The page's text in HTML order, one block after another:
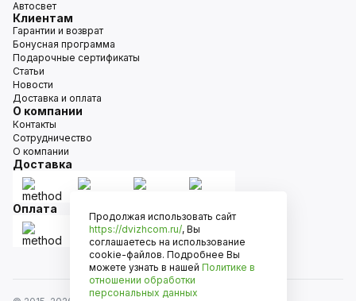
Автосвет
Клиентам
Гарантии и возврат
Бонусная программа
Подарочные сертификаты
Статьи
Новости
Доставка и оплата
О компании
Контакты
Сотрудничество
О компании
Доставка
Оплата
Продолжая использовать сайт
https://dvizhcom.ru/, Вы
соглашаетесь на использование
cookie-файлов. Подробнее Вы
можете узнать в нашей Политике в
отношении обработки
персональных данных